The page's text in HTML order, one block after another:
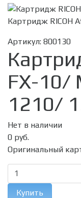
Картридж RICOH
Артикул: 800130
FX-10/
1210/
Нет в наличии
0 руб.
Оригинальный
Купить